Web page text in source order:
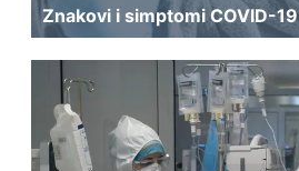
Znakovi i simptomi COVID-19